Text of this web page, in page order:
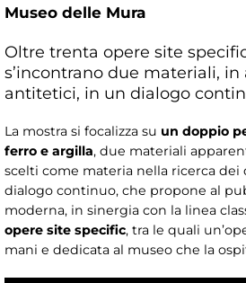
Museo delle Mura
Oltre trenta opere site
s’incontrano due materiali, in
antitetici, in un dialogo
La mostra si focalizza su un doppio
ferro e argilla, due materiali
scelti come materia nella ricerca
dialogo continuo, che propone al
moderna, in sinergia con la linea
opere site specific, tra le quali
mani e dedicata al museo che la